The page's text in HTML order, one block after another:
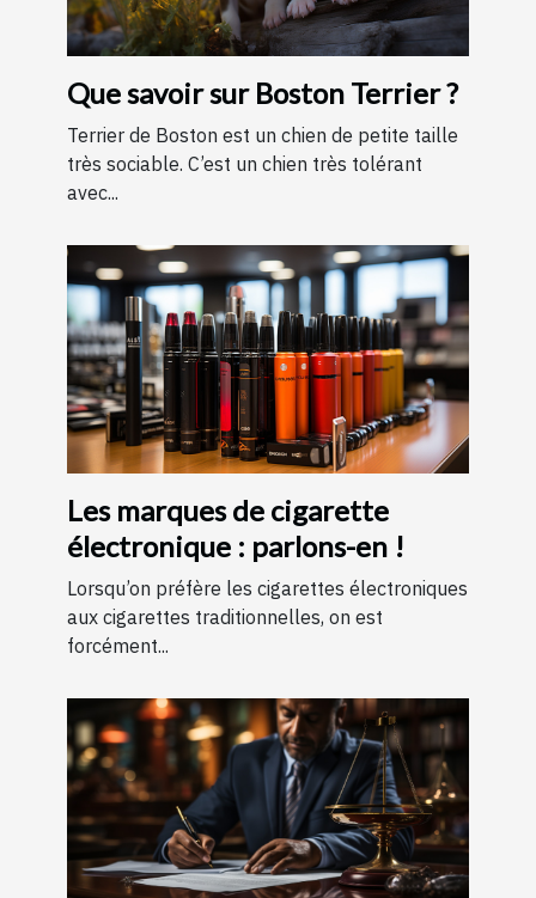
Que savoir sur Boston Terrier ?
Terrier de Boston est un chien de petite taille
très sociable. C’est un chien très tolérant
avec...
Les marques de cigarette
électronique : parlons-en !
Lorsqu’on préfère les cigarettes électroniques
aux cigarettes traditionnelles, on est
forcément...